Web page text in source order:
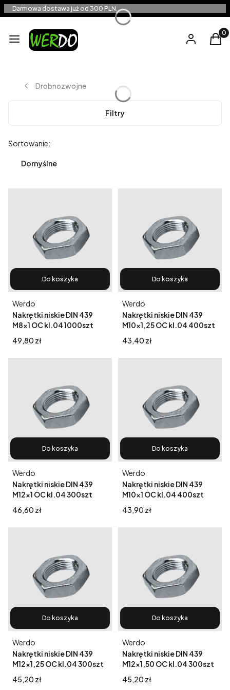
Darmowa dostawa już od 300 PLN.
Menu Zaloguj się
Drobnozwojne
Filtry
Lista produktów
Sortowanie:
Domyślne
Do koszyka
Nakrętki niskie DIN 439
M8x1 OC kl.04 1000szt
Producent
Werdo
Cena
49,80 zł
Do koszyka
Nakrętki niskie DIN 439
M10x1,25 OC kl.04 400szt
Producent
Werdo
Cena
43,40 zł
Do koszyka
Nakrętki niskie DIN 439
M12x1 OC kl.04 300szt
Producent
Werdo
Cena
46,60 zł
Do koszyka
Nakrętki niskie DIN 439
M10x1 OC kl.04 400szt
Producent
Werdo
Cena
43,90 zł
Do koszyka
Nakrętki niskie DIN 439
M12x1,25 OC kl.04 300szt
Producent
Werdo
Cena
45,20 zł
Do koszyka
Nakrętki niskie DIN 439
M12x1,50 OC kl.04 300szt
Producent
Werdo
Cena
45,20 zł